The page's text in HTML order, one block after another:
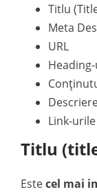
Titlu
Meta
URL
Link-
Titlu
Estecel mai